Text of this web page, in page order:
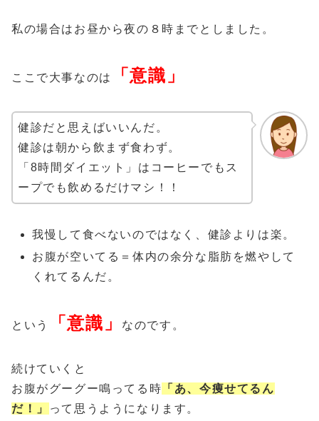
私の場合はお昼から夜の８時までとしました。
ここで大事なのは 「意識」
健診だと思えばいいんだ。
健診は朝から飲まず食わず。
「8時間ダイエット」はコーヒーでもス
ープでも飲めるだけマシ！！
我慢して食べないのではなく、健診よりは楽。
お腹が空いてる＝体内の余分な脂肪を燃やして
くれてるんだ。
という 「意識」 なのです。
続けていくと
お腹がグーグー鳴ってる時 「あ、今痩せてるん
だ！」
って思うようになります。